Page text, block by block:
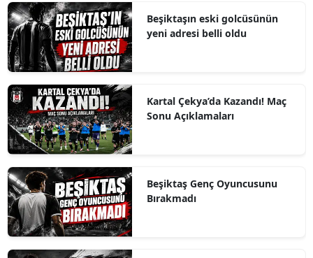
Beşiktaşın eski golcüsünün
yeni adresi belli oldu
Kartal Çekya’da Kazandı! Maç
Sonu Açıklamaları
Beşiktaş Genç Oyuncusunu
Bırakmadı